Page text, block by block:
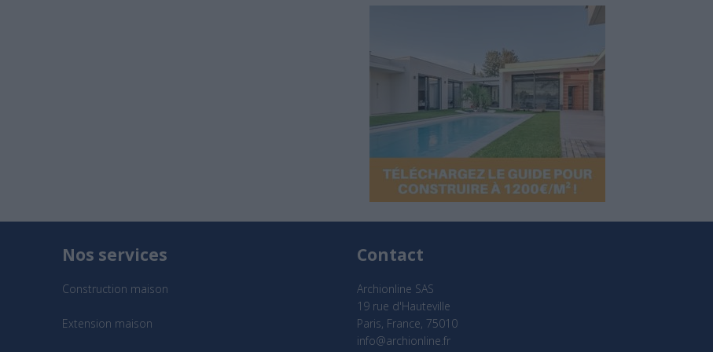
Nos services
Construction maison
Extension maison
Contact
Archionline SAS
19 rue d'Hauteville
Paris, France, 75010
info@archionline.fr